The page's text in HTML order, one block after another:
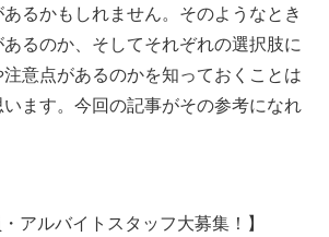
るかもしれません。そのようなとき
るのか、そしてそれぞれの選択肢に
意点があるのかを知っておくことは
ます。今回の記事がその参考になれ
アルバイトスタッフ大募集！】